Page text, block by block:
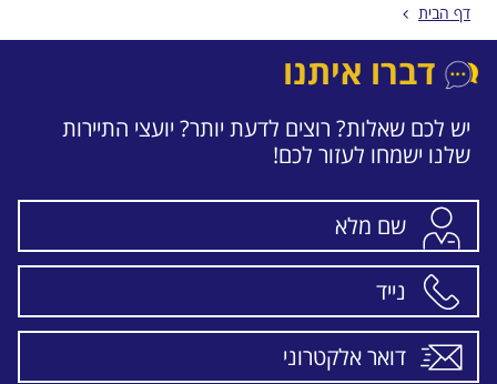
דף הבית
דברו איתנו
יש לכם שאלות? רוצים לדעת יותר? יועצי התיירות
שלנו ישמחו לעזור לכם!